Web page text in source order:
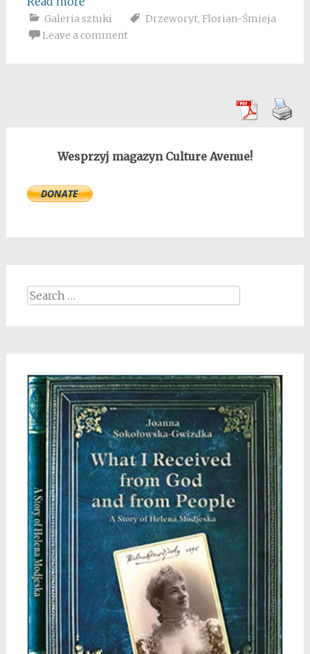
Galeria sztuki Drzeworyt, Florian-Śmieja
Leave a comment
Wesprzyj magazyn Culture Avenue!
Search